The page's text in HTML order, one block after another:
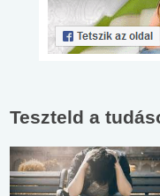
Teszteld a